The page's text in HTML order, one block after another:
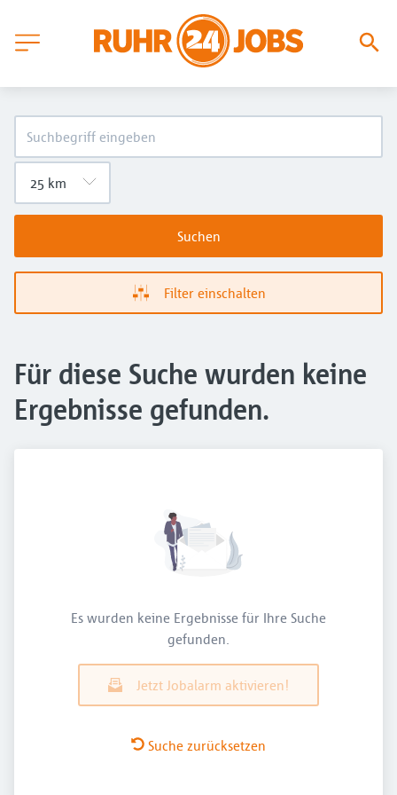
Suchen
Filter einschalten
Für diese Suche wurden keine
Ergebnisse gefunden.
Es wurden keine Ergebnisse für Ihre Suche
gefunden.
Jetzt Jobalarm aktivieren!
Suche zurücksetzen